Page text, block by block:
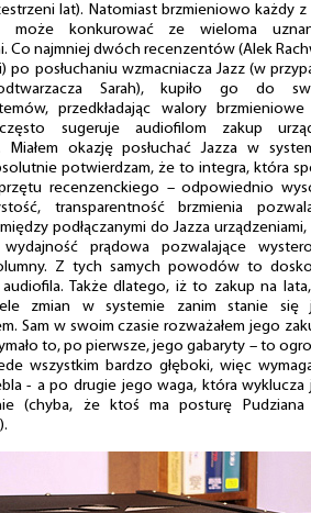
lat). Natomiast brzmieniowo każdy
może konkurować ze wieloma
Co najmniej dwóch recenzentów (Alek
po posłuchaniu wzmacniacza Jazz (w
Sarah), kupiło go do
przedkładając walory
sugeruje audiofilom zakup
Miałem okazję posłuchać Jazza w
potwierdzam, że to integra, która
recenzenckiego – odpowiednio
transparentność brzmienia
podłączanymi do Jazza urządzeniami,
prądowa pozwalające
Z tych samych powodów to
Także dlatego, iż to zakup na
zmian w systemie zanim stanie się
Sam w swoim czasie rozważałem jego
to, po pierwsze, jego gabaryty – to
wszystkim bardzo głęboki, więc
- a po drugie jego waga, która wyklucza
(chyba, że ktoś ma posturę